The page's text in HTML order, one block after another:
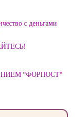
с деньгами
"ФОРПОСТ"